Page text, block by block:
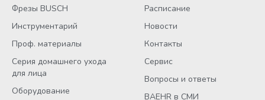
Фрезы BUSCH
Инструментарий
Проф. материалы
Серия домашнего ухода
для лица
Оборудование
Расписание
Новости
Контакты
Сервис
Вопросы и ответы
BAEHR в СМИ